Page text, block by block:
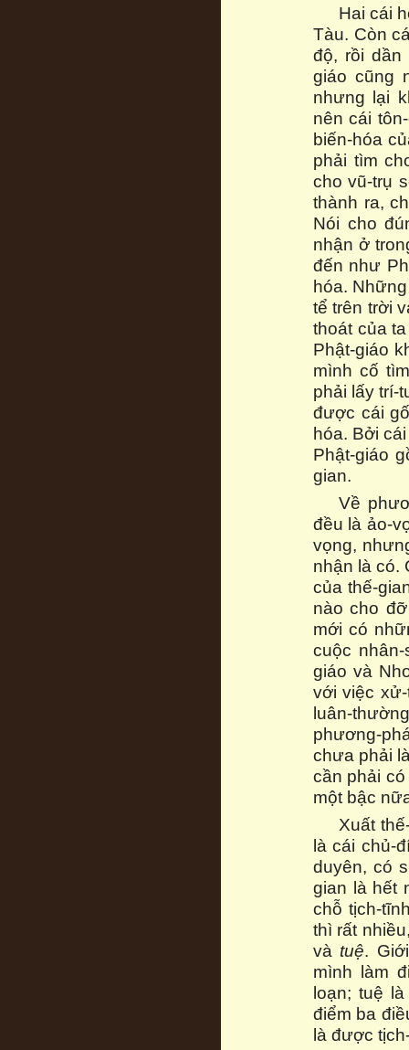
Hai cái
Tàu. Còn
độ, rồi dần
giáo cũng
nhưng lại
nên cái
biến-hóa
phải tìm
cho vũ-trụ
thành ra,
Nói cho
nhận ở
đến như
hóa.
tể trên trời
thoát của
Phật-giáo
mình cố
phải lấy trí-
được cái
hóa. Bởi
Phật-giáo
gian.
Về
đều là ảo-
vọng,
nhận là có.
của thế-
nào cho
mới có
cuộc
giáo và
với việc
luân-
phương-
chưa phải
cần phải
một bậc
Xuất
là cái chủ-
duyên, có
gian là hết
chỗ tịch-
thì rất
và tuệ.
mình làm
loạn; tuệ
điểm ba
là được